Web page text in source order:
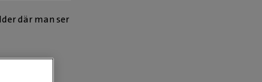
där man ser